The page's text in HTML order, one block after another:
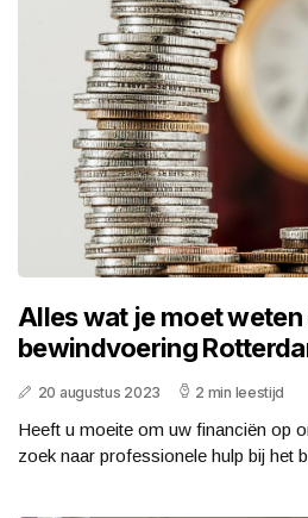
Alles wat je moet
bewindvoering
20 augustus 2023 2 min leestijd
Heeft u moeite om uw financiën op
zoek naar professionele hulp bij het